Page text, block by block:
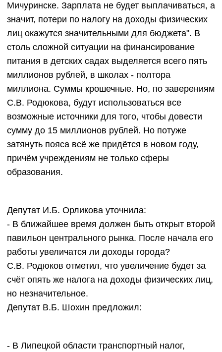
Мичуринске. Зарплата не будет выплачиваться, а
значит, потери по налогу на доходы физических
лиц окажутся значительными для бюджета". В
столь сложной ситуации на финансирование
питания в детских садах выделяется всего пять
миллионов рублей, в школах - полтора
миллиона. Суммы крошечные. Но, по заверениям
С.В. Родюкова, будут использоваться все
возможные источники для того, чтобы довести
сумму до 15 миллионов рублей. Но потуже
затянуть пояса всё же придётся в новом году,
причём учреждениям не только сферы
образования.
Депутат И.Б. Орликова уточнила:
- В ближайшее время должен быть открыт второй
павильон центрального рынка. После начала его
работы увеличатся ли доходы города?
С.В. Родюков отметил, что увеличение будет за
счёт опять же налога на доходы физических лиц,
но незначительное.
Депутат В.Б. Шохин предложил:
- В Липецкой области транспортный налог,